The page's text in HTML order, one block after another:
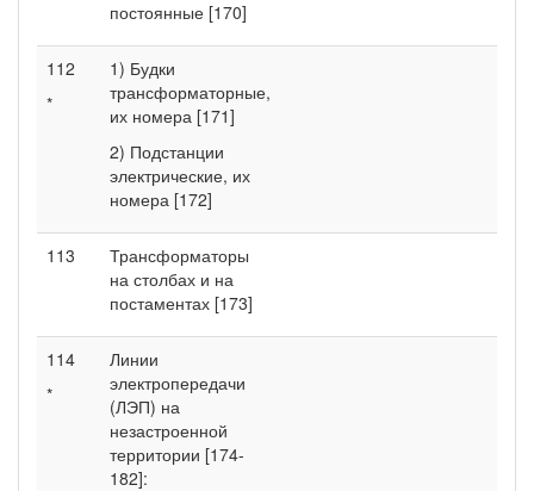
постоянные [170]
112
*
1) Будки
трансформаторные,
их номера [171]
2) Подстанции
электрические, их
номера [172]
113
Трансформаторы
на столбах и на
постаментах [173]
114
*
Линии
электропередачи
(ЛЭП) на
незастроенной
территории [174-
182]: